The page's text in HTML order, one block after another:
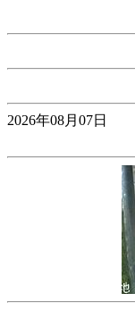
2026年08月07日